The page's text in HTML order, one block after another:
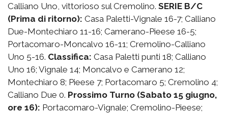
Calliano Uno, vittorioso sul Cremolino. SERIE B/C
(Prima di ritorno): Casa Paletti-Vignale 16-7; Calliano
Due-Montechiaro 11-16; Camerano-Pieese 16-5;
Portacomaro-Moncalvo 16-11; Cremolino-Calliano
Uno 5-16. Classifica: Casa Paletti punti 18; Calliano
Uno 16; Vignale 14; Moncalvo e Camerano 12;
Montechiaro 8; Pieese 7; Portacomaro 5; Cremolino 4;
Calliano Due 0. Prossimo Turno (Sabato 15 giugno,
ore 16): Portacomaro-Vignale; Cremolino-Pieese;